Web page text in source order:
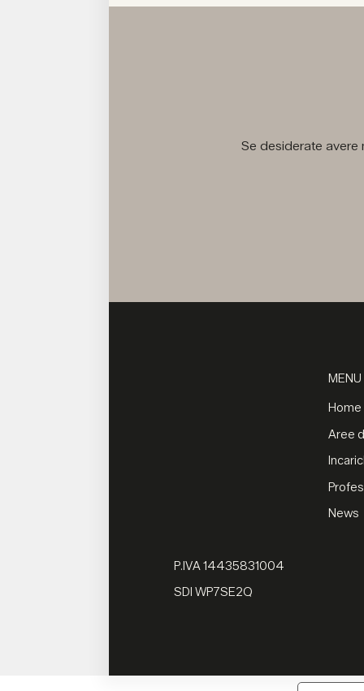
Se desiderate avere
MENU
Home
Aree
News
P.IVA 14435831004
SDI WP7SE2Q